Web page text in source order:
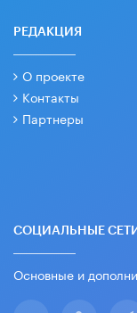
РЕДАКЦИЯ
О проекте
Контакты
Партнеры
СОЦИАЛЬНЫЕ СЕТИ
Основные и